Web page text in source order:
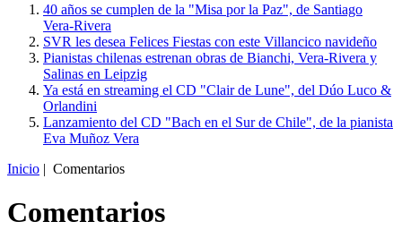
40 años se cumplen de la "Misa por la Paz", de Santiago
Vera-Rivera
SVR les desea Felices Fiestas con este Villancico navideño
Pianistas chilenas estrenan obras de Bianchi, Vera-Rivera y
Salinas en Leipzig
Ya está en streaming el CD "Clair de Lune", del Dúo Luco &
Orlandini
Lanzamiento del CD "Bach en el Sur de Chile", de la pianista
Eva Muñoz Vera
Inicio | Comentarios
Comentarios